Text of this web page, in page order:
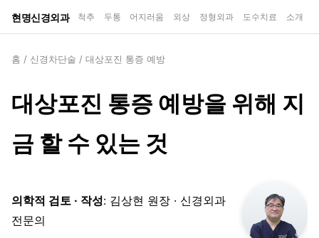
현명신경외과 척추 두통 어지러움 외상 정형외과 도수치료 소개
홈 / 신경차단술 / 대상포진 통증 예방
대상포진 통증 예방을 위해 지
금 할 수 있는 것
의학적 검토 · 작성: 김상현 원장 · 신경외과
전문의